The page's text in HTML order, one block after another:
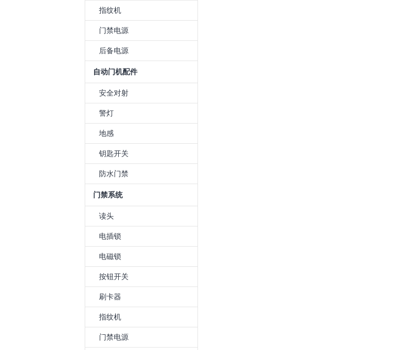
指纹机
门禁电源
后备电源
自动门机配件
安全对射
警灯
地感
钥匙开关
防水门禁
门禁系统
读头
电插锁
电磁锁
按钮开关
刷卡器
指纹机
门禁电源